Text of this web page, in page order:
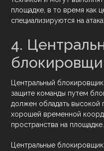
площадке, в то время как
специализируются на
4.
Центральный
защите команды путем
должен обладать высокой
хорошей временной
пространства на площадке.
Центральные